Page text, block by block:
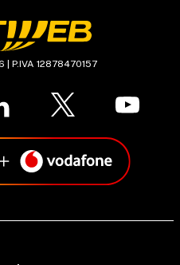
P.IVA 12878470157